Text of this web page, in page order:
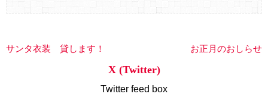
サンタ衣装 貸します！ お正月のおしらせ
X (Twitter)
Twitter feed box